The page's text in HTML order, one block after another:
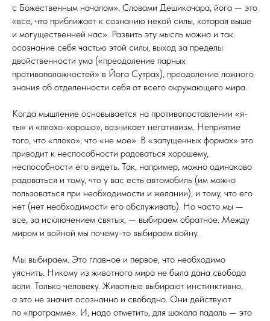
с Божественным началом». Словами Дешикачара, йога — это
«все, что приближает к сознанию некой силы, которая выше
и могущественней нас». Развить эту мысль можно и так:
осознание себя частью этой силы, выход за пределы
двойственности ума («преодоление парных
противоположностей» в Йога Сутрах), преодоление ложного
знания об отделенности себя от всего окружающего мира.
Когда мышление основывается на противопоставлении «я-
ты» и «плохо-хорошо», возникает негативизм. Неприятие
того, что «плохо», что «не мое». В «запущенных формах» это
приводит к неспособности радоваться хорошему,
неспособности его видеть. Так, например, можно одинаково
радоваться и тому, что у вас есть автомобиль (им можно
пользоваться при необходимости и желании), и тому, что его
нет (нет необходимости его обслуживать). Но часто мы —
все, за исключением святых, — выбираем обратное. Между
миром и войной мы почему-то выбираем войну.
Мы выбираем. Это главное и первое, что необходимо
уяснить. Никому из животного мира не была дана свобода
воли. Только человеку. Животные выбирают инстинктивно,
а это не значит осознанно и свободно. Они действуют
по «программе». И, надо отметить, для шакала падаль — это